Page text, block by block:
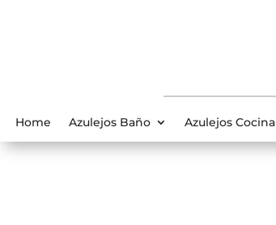
Home Azulejos Baño Azulejos Cocina